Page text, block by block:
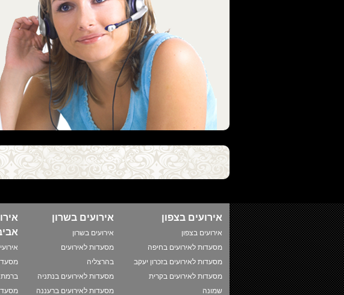
אירועים בצפון
אירועים בצפון
מסעדות לאירועים בחיפה
מסעדות לאירועים בזכרון יעקב
מסעדות לאירועים בקרית
שמונה
אירועים בשרון
אירועים בשרון
מסעדות לאירועים
בהרצליה
מסעדות לאירועים בנתניה
מסעדות לאירועים ברעננה
ברמת